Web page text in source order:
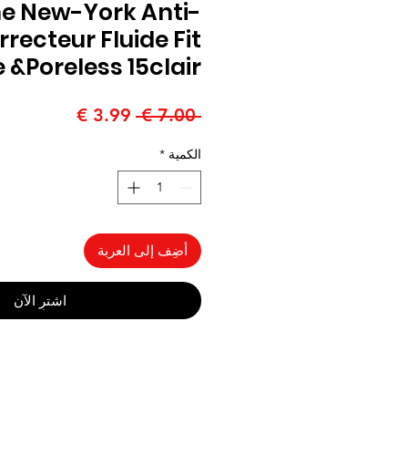
New-York Anti-
Fluide Fit
15clair
‏7.00 €
سعر
سعر
الكمية *
أضِف إلى العربة
اشترِ الآن